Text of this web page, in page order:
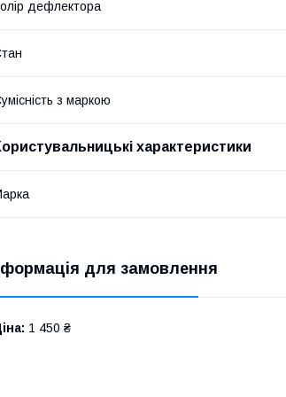
дефлектора
з маркою
характеристики
для замовлення
1 450 ₴